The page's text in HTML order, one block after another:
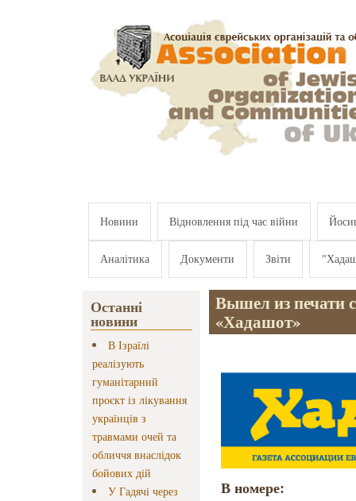
Новини Відновлення під час війни
Аналітика Документи Звіти
Останні
новини
В Ізраїлі
реалізують
гуманітарний
проєкт із лікування
українців з
травмами очей та
обличчя внаслідок
бойових дій
У Гадячі через
Вышел из печати
«Хадашот»
В номере: